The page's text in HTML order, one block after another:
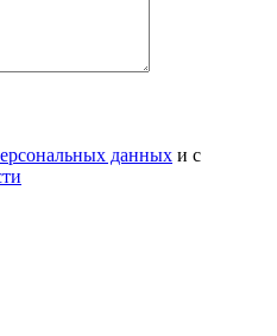
данных и с